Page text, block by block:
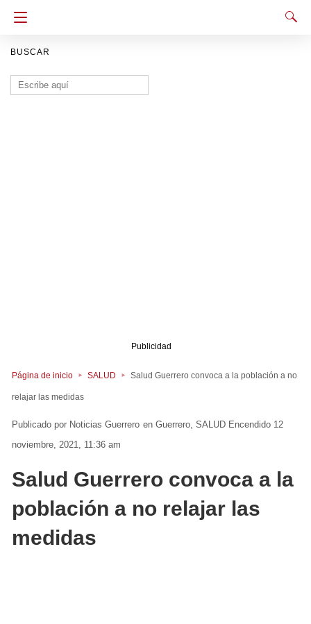
BUSCAR
Buscar:
Publicidad
Página de inicio SALUD Salud Guerrero convoca a la población a no
relajar las medidas
Noticias Guerrero en Guerrero SALUD Encendido 12
noviembre, 2021, 11:36 am
Salud Guerrero convoca a la
población a no relajar las
medidas